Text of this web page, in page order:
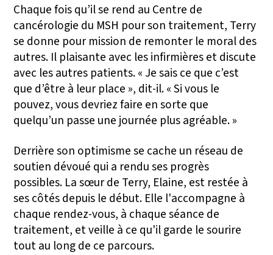
Chaque fois qu’il se rend au Centre de
cancérologie du MSH pour son traitement, Terry
se donne pour mission de remonter le moral des
autres. Il plaisante avec les infirmières et discute
avec les autres patients. « Je sais ce que c’est
que d’être à leur place », dit-il. « Si vous le
pouvez, vous devriez faire en sorte que
quelqu’un passe une journée plus agréable. »
Derrière son optimisme se cache un réseau de
soutien dévoué qui a rendu ses progrès
possibles. La sœur de Terry, Elaine, est restée à
ses côtés depuis le début. Elle l'accompagne à
chaque rendez-vous, à chaque séance de
traitement, et veille à ce qu'il garde le sourire
tout au long de ce parcours.